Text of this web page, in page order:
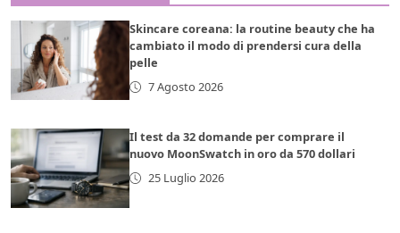
Skincare coreana: la routine beauty che ha
cambiato il modo di prendersi cura della
pelle
7 Agosto 2026
Il test da 32 domande per comprare il
nuovo MoonSwatch in oro da 570 dollari
25 Luglio 2026